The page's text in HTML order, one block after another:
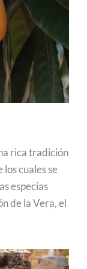
rica tradición
los cuales se
especias
de la Vera, el